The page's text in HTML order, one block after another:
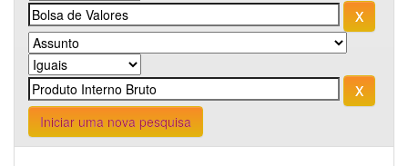
Iniciar uma nova pesquisa